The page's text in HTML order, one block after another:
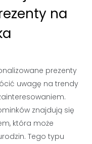
na
prezenty
uwagę na trendy
znajdują się
która może
Tego typu